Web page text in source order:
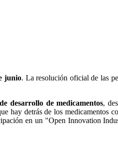
junio. La resolución oficial de las
desarrollo de medicamentos,
hay detrás de los medicamentos
en un "Open Innovation